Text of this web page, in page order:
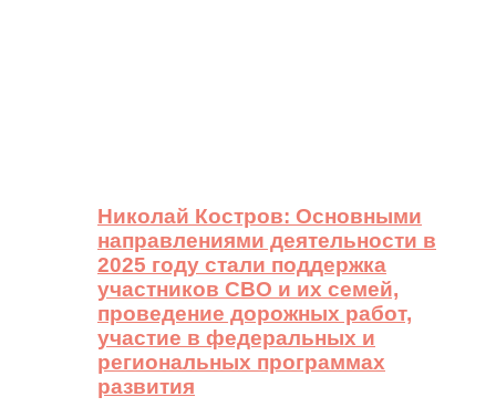
Николай Костров: Основными
направлениями деятельности в
2025 году стали поддержка
участников СВО и их семей,
проведение дорожных работ,
участие в федеральных и
региональных программах
развития